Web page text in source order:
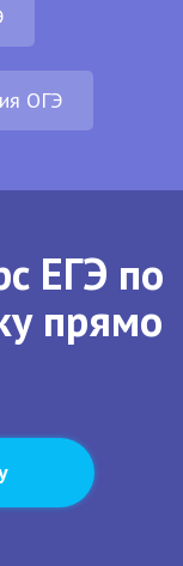
ОГЭ
ЕГЭ по
прямо